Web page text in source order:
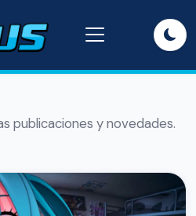
publicaciones y novedades.